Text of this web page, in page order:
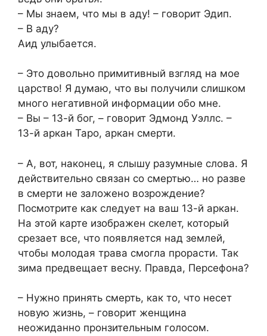
– Мы знаем, что мы в аду! – говорит Эдип.
– В аду?
Аид улыбается.
– Это довольно примитивный взгляд на мое
царство! Я думаю, что вы получили слишком
много негативной информации обо мне.
– Вы – 13-й бог, – говорит Эдмонд Уэллс. –
13-й аркан Таро, аркан смерти.
– А, вот, наконец, я слышу разумные слова. Я
действительно связан со смертью… но разве
в смерти не заложено возрождение?
Посмотрите как следует на ваш 13-й аркан.
На этой карте изображен скелет, который
срезает все, что появляется над землей,
чтобы молодая трава смогла прорасти. Так
зима предвещает весну. Правда, Персефона?
– Нужно принять смерть, как то, что несет
новую жизнь, – говорит женщина
неожиданно пронзительным голосом.